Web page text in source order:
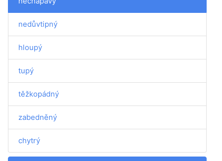
nedůvtipný
hloupý
tupý
těžkopádný
zabedněný
chytrý